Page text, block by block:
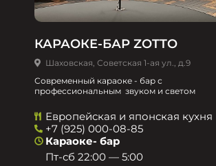
КАРАОКЕ-БАР ZOTTO
Шаховская, Советская 1-ая ул., д.9
Современный караоке - бар с
профессиональным звуком и светом
Европейская и японская кухня
+7 (925) 000-08-85
Караоке- бар
Пт-сб 22:00 — 5:00